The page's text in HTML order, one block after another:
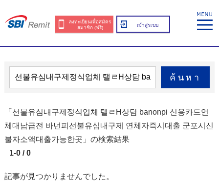
ลงทะเบียนเพื่อสมัคร
สมาชิก (ฟรี)
เข้าสู่ระบบ
ค้นหา
「선불유심내구제정식업체 탤ㄹH상담 banonpi 신용카드연
체대납급전 바넌피선불유심내구제 연체자즉시대출 군포시신
불자소액대출가능한곳」の検索結果
1-0 / 0
記事が見つかりませんでした。